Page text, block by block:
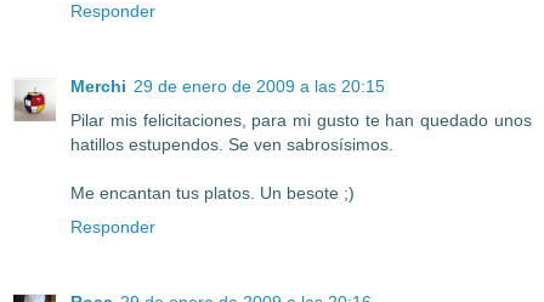
Responder
Merchi 29 de enero de 2009 a las 20:15
Pilar mis felicitaciones, para mi gusto te han quedado unos
hatillos estupendos. Se ven sabrosísimos.
Me encantan tus platos. Un besote ;)
Responder